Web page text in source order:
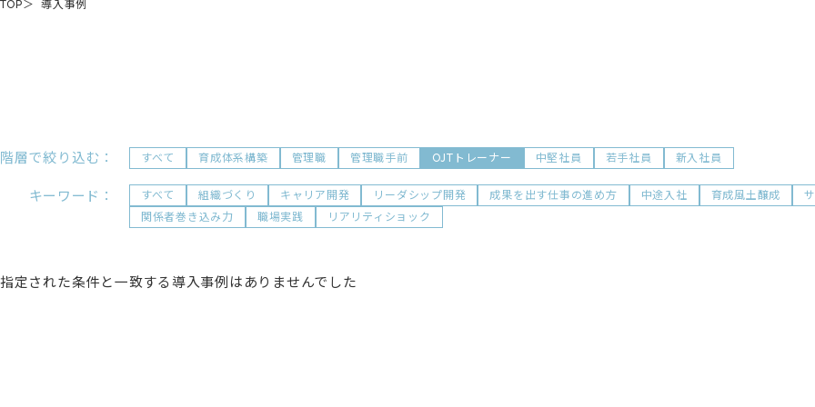
TOP 導入事例
階層で絞り込む： すべて 育成体系構築 管理職 管理職手前 OJTトレーナー 中堅社員 若手社員 新入社員
キーワード： すべて 組織づくり キャリア開発 リーダシップ開発 成果を出す仕事の進め方 中途入社 育成風土醸成
関係者巻き込み力
職場実践 リアリティショック
指定された条件と一致する導入事例はありませんでした